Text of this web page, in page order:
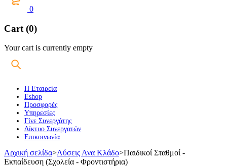
0
Cart (0)
Your cart is currently empty
Η Εταιρεία
Eshop
Προσφορές
Υπηρεσίες
Γίνε Συνεργάτης
Δίκτυο Συνεργατών
Επικοινωνία
Αρχική σελίδα>Λύσεις Ανα Κλάδο>Παιδικοί Σταθμοί -
Εκπαίδευση (Σχολεία - Φροντιστήρια)